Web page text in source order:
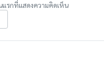
รกที่แสดงความคิดเห็น